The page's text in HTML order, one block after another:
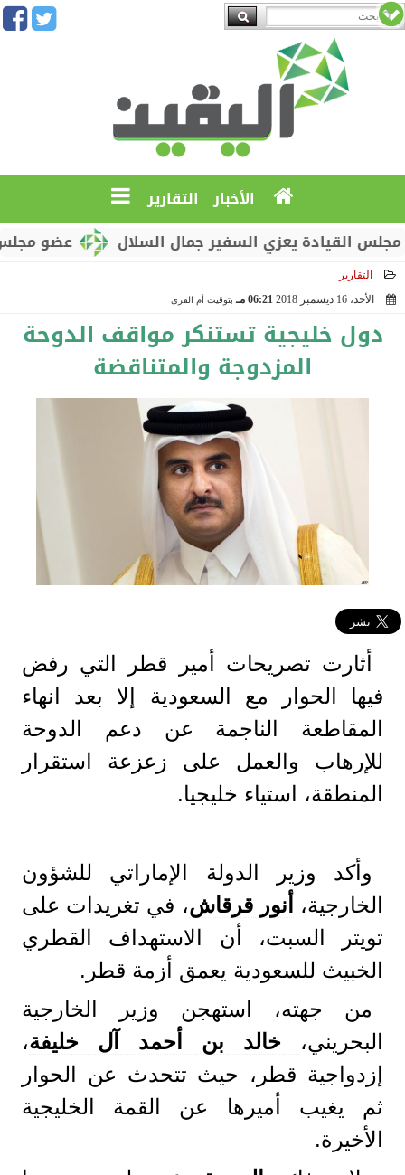
الأخبار التقارير
عضو مجلس
يعزي السفير جمال السلال
التقارير
الأحد، 16 ديسمبر 2018
06:21 مـ بتوقيت أم القرى
دول خليجية تستنكر مواقف الدوحة
المزدوجة والمتناقضة
أثارت تصريحات أمير قطر التي رفض
فيها الحوار مع السعودية إلا بعد انهاء
المقاطعة الناجمة عن دعم الدوحة
للإرهاب والعمل على زعزعة استقرار
المنطقة، استياء خليجيا.
وأكد وزير الدولة الإماراتي للشؤون
الخارجية،
أنور قرقاش، في تغريدات على
تويتر السبت، أن الاستهداف القطري
الخبيث للسعودية يعمق أزمة قطر.
من جهته، استهجن وزير الخارجية
البحريني، خالد بن أحمد آل خليفة،
إزدواجية قطر، حيث تتحدث عن الحوار
ثم يغيب أميرها عن القمة الخليجية
الأخيرة.